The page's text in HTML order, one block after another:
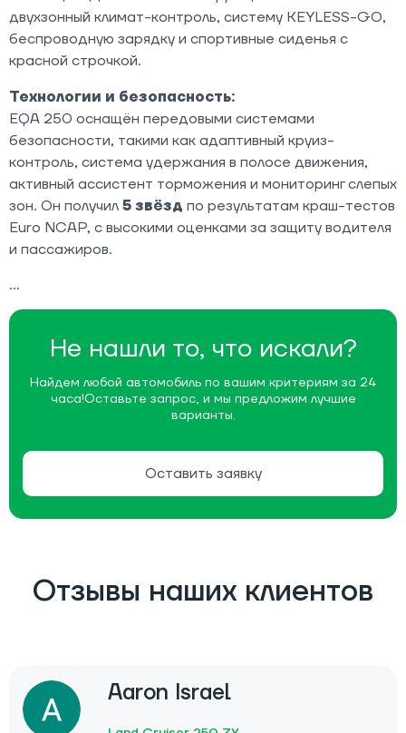
Не нашли то, что искали?
Найдем любой автомобиль по вашим критериям за 24
часа!Оставьте запрос, и мы предложим лучшие
варианты.
Оставить заявку
двухзонный климат-контроль, систему KEYLESS-GO,
беспроводную зарядку и спортивные сиденья с
красной строчкой.
Технологии и безопасность:
EQA 250 оснащён передовыми системами
безопасности, такими как адаптивный круиз-
контроль, система удержания в полосе движения,
активный ассистент торможения и мониторинг слепых
зон. Он получил 5 звёзд по результатам краш-тестов
Euro NCAP, с высокими оценками за защиту водителя
и пассажиров.
Отзывы наших клиентов
Aaron Israel